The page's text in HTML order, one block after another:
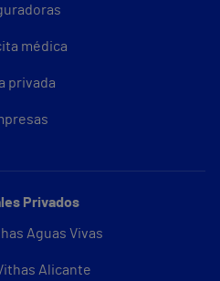
médica
privada
Privados
Aguas Vivas
Alicante